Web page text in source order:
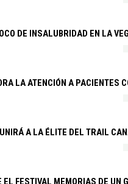
DE INSALUBRIDAD EN LA
LA ATENCIÓN A PACIENTES
A LA ÉLITE DEL TRAIL
EL FESTIVAL MEMORIAS DE UN